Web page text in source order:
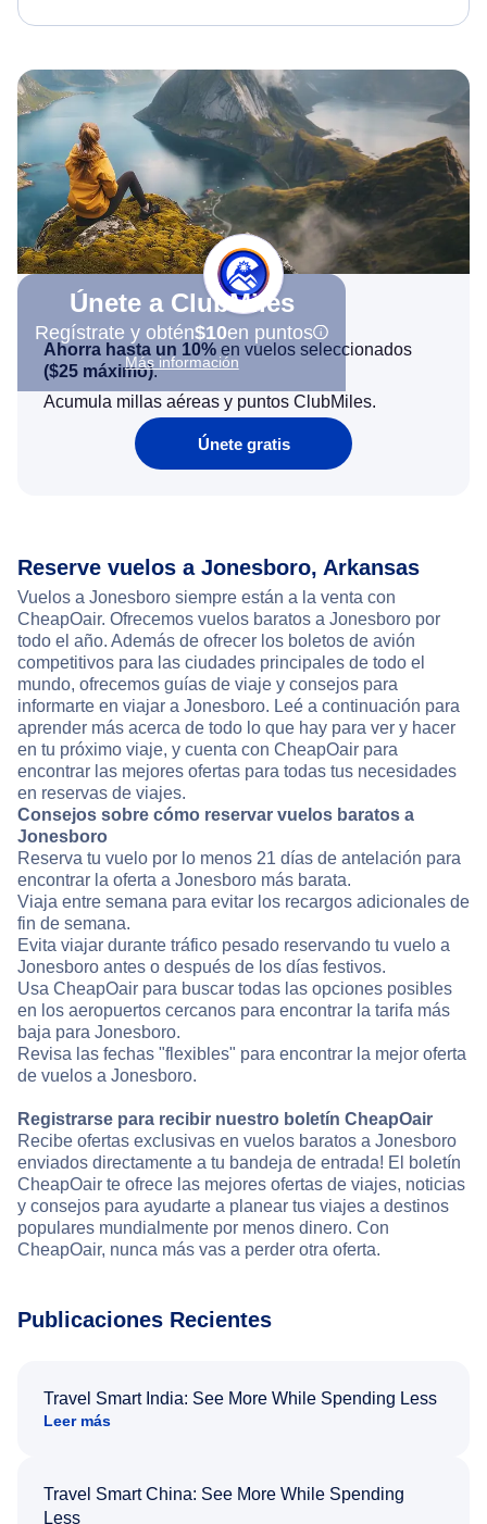
Únete a ClubMiles
Regístrate y obtén$10en puntos
Más información
Ahorra hasta un 10% en vuelos seleccionados
($25 máximo).
Acumula millas aéreas y puntos ClubMiles.
Únete gratis
Reserve vuelos a Jonesboro, Arkansas
Vuelos a Jonesboro siempre están a la venta con
CheapOair. Ofrecemos vuelos baratos a Jonesboro por
todo el año. Además de ofrecer los boletos de avión
competitivos para las ciudades principales de todo el
mundo, ofrecemos guías de viaje y consejos para
informarte en viajar a Jonesboro. Leé a continuación para
aprender más acerca de todo lo que hay para ver y hacer
en tu próximo viaje, y cuenta con CheapOair para
encontrar las mejores ofertas para todas tus necesidades
en reservas de viajes.
Consejos sobre cómo reservar vuelos baratos a
Jonesboro
Reserva tu vuelo por lo menos 21 días de antelación para
encontrar la oferta a Jonesboro más barata.
Viaja entre semana para evitar los recargos adicionales de
fin de semana.
Evita viajar durante tráfico pesado reservando tu vuelo a
Jonesboro antes o después de los días festivos.
Usa CheapOair para buscar todas las opciones posibles
en los aeropuertos cercanos para encontrar la tarifa más
baja para Jonesboro.
Revisa las fechas "flexibles" para encontrar la mejor oferta
de vuelos a Jonesboro.
Registrarse para recibir nuestro boletín CheapOair
Recibe ofertas exclusivas en vuelos baratos a Jonesboro
enviados directamente a tu bandeja de entrada! El boletín
CheapOair te ofrece las mejores ofertas de viajes, noticias
y consejos para ayudarte a planear tus viajes a destinos
populares mundialmente por menos dinero. Con
CheapOair, nunca más vas a perder otra oferta.
Publicaciones Recientes
Travel Smart India: See More While Spending Less
Leer más
Travel Smart China: See More While Spending
Less